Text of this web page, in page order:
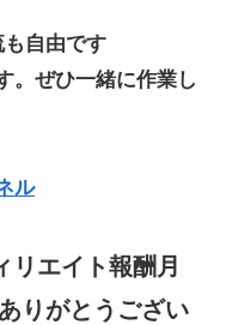
自由です
。ぜひ一緒に作業し
ル
リエイト報酬月
りがとうござい